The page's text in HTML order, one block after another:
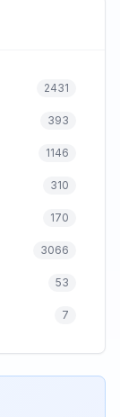
2431
393
1146
310
170
3066
53
7